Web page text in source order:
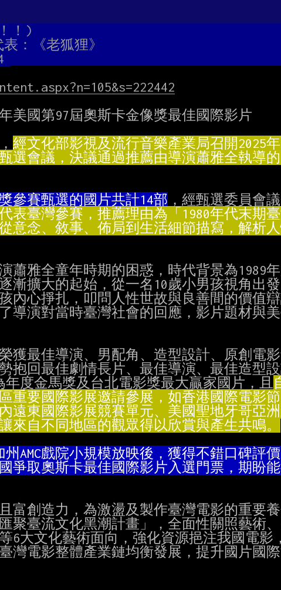
！)
：《老狐狸》
美國第97屆奧斯卡金像獎最佳國際影片
參賽甄選的國片共計14部 ，經甄選委員會
蕭雅全童年時期的困惑，時代背景為1989
漸擴大的起始，從一名10歲小男孩視角出
內心掙扎，叩問人性世故與良善間的價值
導演對當時臺灣社會的回應，影片題材與
獲最佳導演、男配角、造型設計、原創電
抱回最佳劇情長片、最佳導演、最佳造型
度金馬獎及台北電影獎最大贏家國片，且
來自不同地區的觀眾得以欣賞與產生共鳴。
富創造力，為激盪及製作臺灣電影的重要
聚臺流文化黑潮計畫」，全面性關照藝術
6大文化藝術面向，強化資源挹注我國電影
灣電影整體產業鏈均衡發展，提升國片國